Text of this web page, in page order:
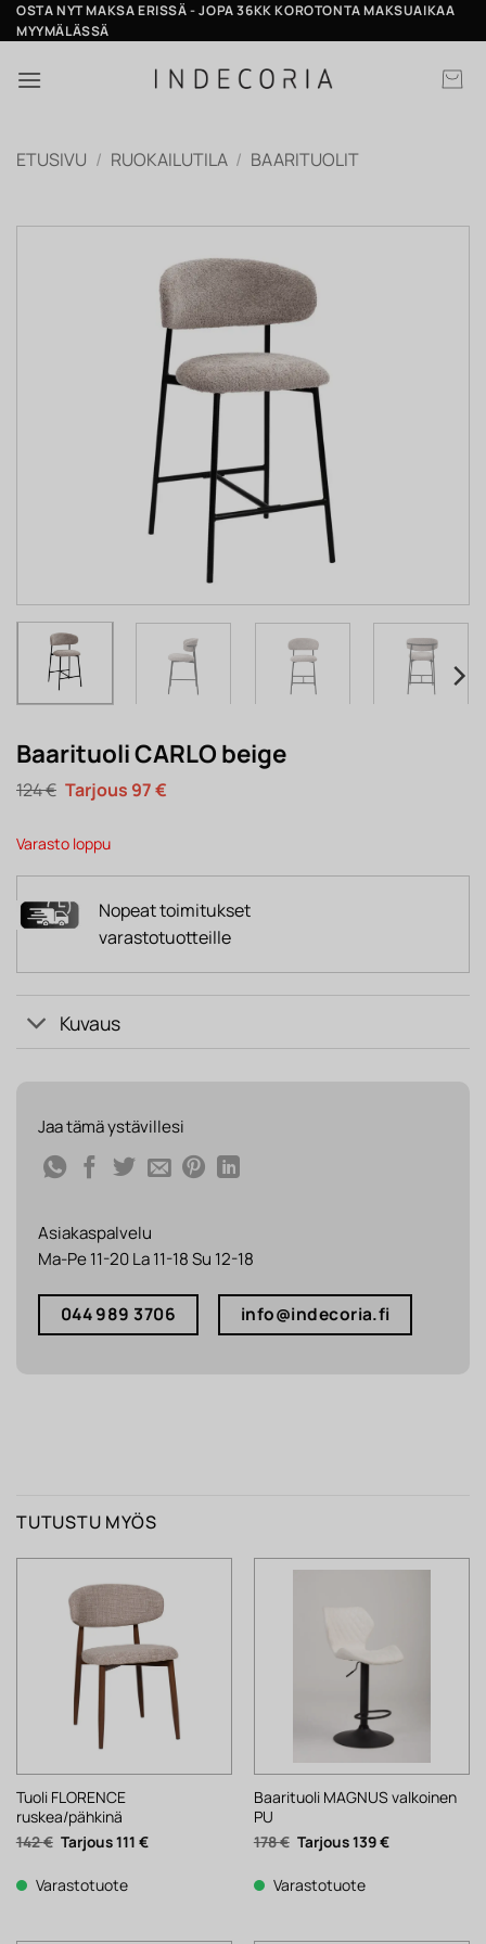
Skip
to
OSTA NYT MAKSA ERISSÄ - JOPA 36KK KOROTONTA MAKSUAIKAA
MYYMÄLÄSSÄ
ETUSIVU / RUOKAILUTILA / BAARITUOLIT
Baarituoli CARLO beige
124€ Alkuperäinen
hinta
124 €.
97€Nykyinen
Varasto loppu
Nopeat toimitukset
varastotuotteille
Kuvaus
Jaa tämä ystävillesi
Asiakaspalvelu
Ma-Pe 11-20 La 11-18 Su 12-18
044 989 3706 info@indecoria.fi
TUTUSTU MYÖS
Tuoli FLORENCE
ruskea/pähkinä
142€ Alkuperäinen
hinta
142 €.
111 €Nykyinen
Varastotuote
Baarituoli MAGNUS valkoinen
PU
178€ Alkuperäinen
hinta
178 €.
139€Nykyinen
Varastotuote